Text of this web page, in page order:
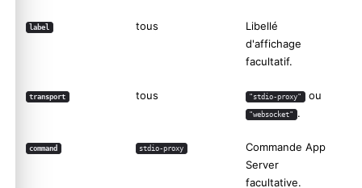
label tous
Libellé
d'affichage
facultatif.
transport tous "stdio-proxy" ou
"websocket" .
command stdio-proxy
Commande App
Server
facultative.